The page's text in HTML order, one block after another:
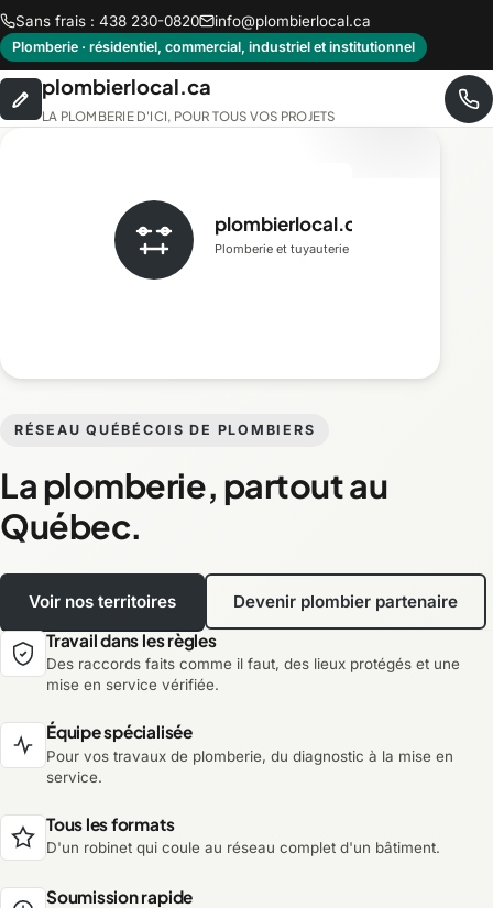
Sans frais : 438 230-0820 info@plombierlocal.ca
Plomberie · résidentiel, commercial, industriel et institutionnel
plombierlocal.ca
LA PLOMBERIE D'ICI, POUR TOUS VOS PROJETS
RÉSEAU QUÉBÉCOIS DE PLOMBIERS
La plomberie, partout au
Québec.
Voir nos territoires Devenir plombier partenaire
plombierlocal.ca
Plomberie et tuyauterie
Travail dans les règles
Des raccords faits comme il faut, des lieux protégés et une
mise en service vérifiée.
Équipe spécialisée
Pour vos travaux de plomberie, du diagnostic à la mise en
service.
Tous les formats
D'un robinet qui coule au réseau complet d'un bâtiment.
Soumission rapide